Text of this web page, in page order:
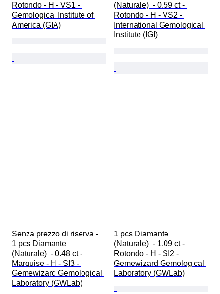
Rotondo - H - VS1 -
Gemological Institute of
America (GIA)
(Naturale)  - 0.59 ct -
Rotondo - H - VS2 -
International Gemological
Institute (IGI)
Senza prezzo di riserva -
1 pcs Diamante
(Naturale)  - 0.48 ct -
Marquise - H - SI3 -
Gemewizard Gemological
Laboratory (GWLab)
1 pcs Diamante
(Naturale)  - 1.09 ct -
Rotondo - H - SI2 -
Gemewizard Gemological
Laboratory (GWLab)